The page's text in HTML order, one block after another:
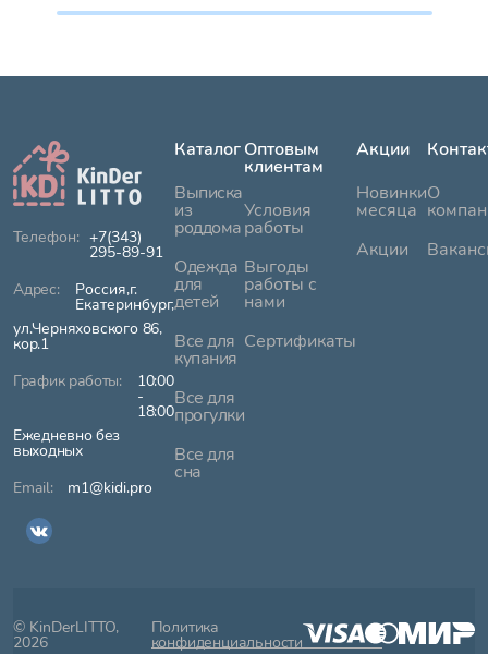
+7(343)
295-89-91
Россия,г.
Екатеринбург,
ул.Черняховского 86,
кор.1
10:00
-
18:00
Ежедневно без
выходных
m1@kidi.pro
Каталог
Выписка
из
роддома
Одежда
для
детей
Все для
купания
Все для
прогулки
Все для
сна
Оптовым
клиентам
Условия
работы
Выгоды
работы с
нами
Сертификаты
Акции
Новинки
месяца
Акции
О
© KinDerLITTO,
2026
Политика
конфиденциальности